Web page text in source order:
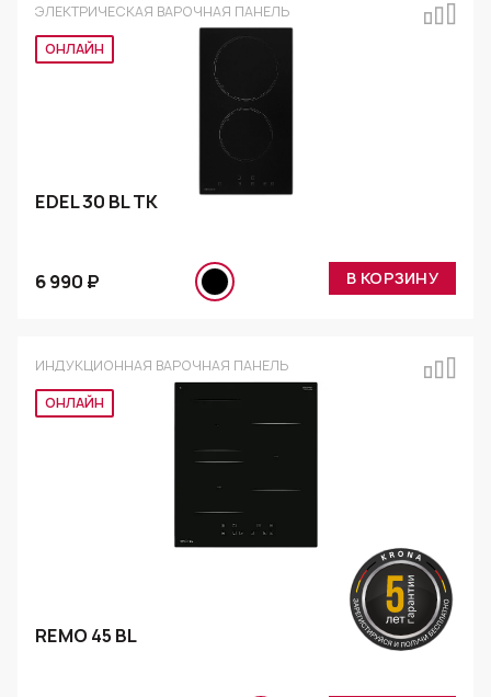
ЭЛЕКТРИЧЕСКАЯ ВАРОЧНАЯ ПАНЕЛЬ
Эксклюзив
EDEL 30 BL TK
6 990 ₽ В КОРЗИНУ
ИНДУКЦИОННАЯ ВАРОЧНАЯ ПАНЕЛЬ
Эксклюзив
REMO 45 BL